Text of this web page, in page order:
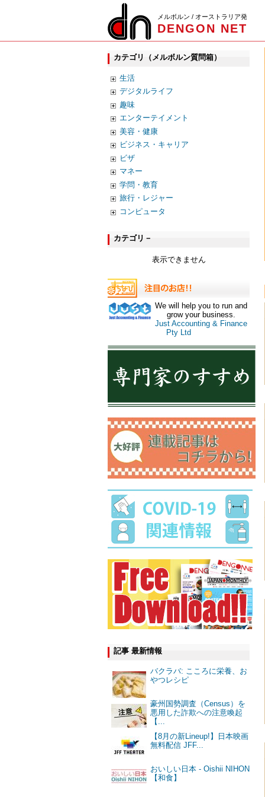
メルボルン / オーストラリア発
DENGON NET
カテゴリ（メルボルン質問箱）
生活
デジタルライフ
趣味
エンターテイメント
美容・健康
ビジネス・キャリア
ビザ
マネー
学問・教育
旅行・レジャー
コンピュータ
カテゴリ－
表示できません
We will help you to run and
grow your business.
Just Accounting & Finance
Pty Ltd
記事 最新情報
バクラバ: こころに栄養、お
やつレシピ
豪州国勢調査（Census）を
悪用した詐欺への注意喚起
【...
【8月の新Lineup!】日本映画
無料配信 JFF...
おいしい日本 - Oishii NIHON
【和食】